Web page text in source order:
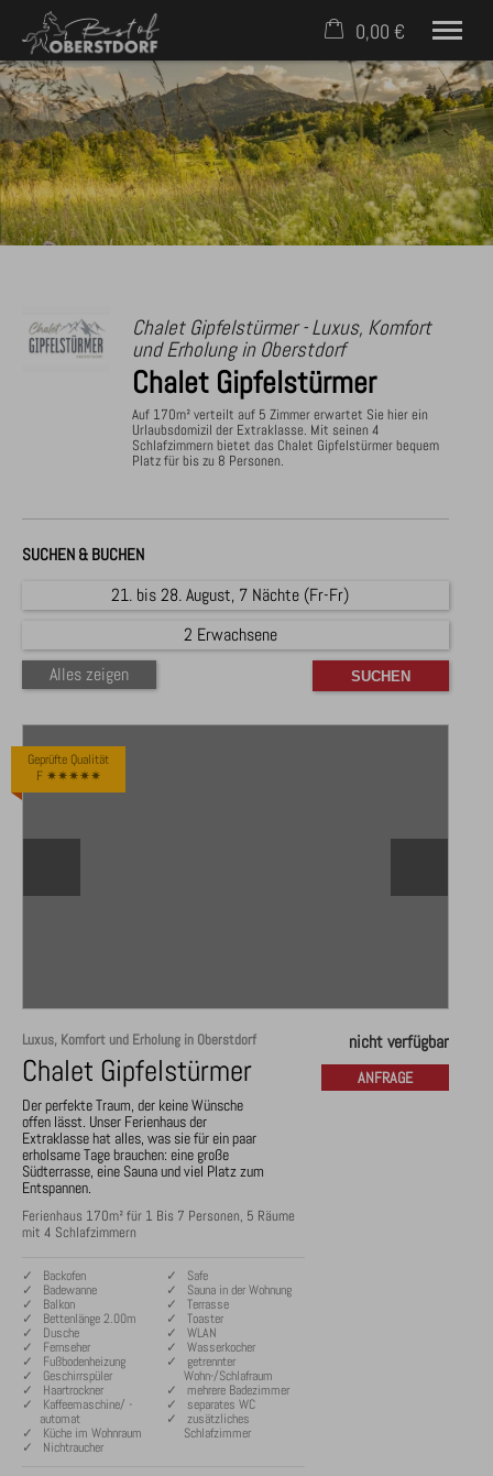
Häuser & Ferienwohnungen
Service für Gäste
Für Eigentümer
Kontakt
0,00 €
×
Warenkorb ist leer
Chalet Gipfelstürmer - Luxus, Komfort
und Erholung in Oberstdorf
Chalet Gipfelstürmer
Auf 170m² verteilt auf 5 Zimmer erwartet Sie hier ein
Urlaubsdomizil der Extraklasse. Mit seinen 4
Schlafzimmern bietet das Chalet Gipfelstürmer bequem
Platz für bis zu 8 Personen.
SUCHEN & BUCHEN
21. bis 28. August, 7 Nächte (Fr-Fr)
2 Erwachsene
Alles zeigen
Geprüfte Qualität
F ✷✷✷✷✷
Luxus, Komfort und Erholung in Oberstdorf
Chalet Gipfelstürmer
Der perfekte Traum, der keine Wünsche
offen lässt. Unser Ferienhaus der
Extraklasse hat alles, was sie für ein paar
erholsame Tage brauchen: eine große
Südterrasse, eine Sauna und viel Platz zum
Entspannen.
Ferienhaus 170m² für 1 Bis 7 Personen, 5 Räume
mit 4 Schlafzimmern
✓ Backofen
✓ Badewanne
✓ Balkon
✓ Bettenlänge 2.00m
✓ Dusche
✓ Fernseher
✓ Fußbodenheizung
✓ Geschirrspüler
✓ Haartrockner
✓ Kaffeemaschine/ -
automat
✓ Küche im Wohnraum
✓ Nichtraucher
✓ Safe
✓ Sauna in der Wohnung
✓ Terrasse
✓ Toaster
✓ WLAN
✓ Wasserkocher
✓ getrennter
Wohn-/Schlafraum
✓ mehrere Badezimmer
✓ separates WC
✓ zusätzliches
Schlafzimmer
nicht verfügbar
ANFRAGE